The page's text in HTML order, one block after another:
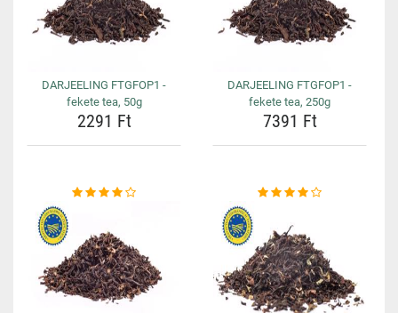
DARJEELING FTGFOP1 -
fekete tea, 50g
2291 Ft
DARJEELING FTGFOP1 -
fekete tea, 250g
7391 Ft